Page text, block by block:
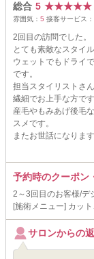
総合 5 ★★★★★
雰囲気： 5 接客サービス：
2回目の訪問でした。
とても素敵なスタイ
ウェットでもドライ
です。
担当スタイリストさ
繊細でお上手な方です
産毛やもみあげ後毛
スメです。
またお世話になります
予約時のクーポン
2～3回目のお客様/デ
[施術メニュー] カッ
サロンからの